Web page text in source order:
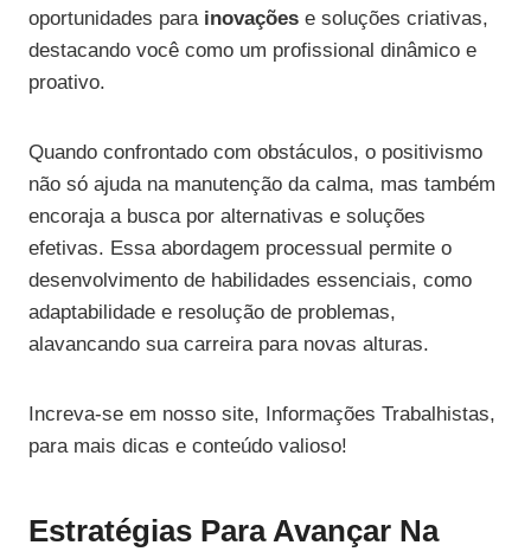
oportunidades para inovações e soluções criativas,
destacando você como um profissional dinâmico e
proativo.
Quando confrontado com obstáculos, o positivismo
não só ajuda na manutenção da calma, mas também
encoraja a busca por alternativas e soluções
efetivas. Essa abordagem processual permite o
desenvolvimento de habilidades essenciais, como
adaptabilidade e resolução de problemas,
alavancando sua carreira para novas alturas.
Increva-se em nosso site, Informações Trabalhistas,
para mais dicas e conteúdo valioso!
Estratégias Para Avançar Na